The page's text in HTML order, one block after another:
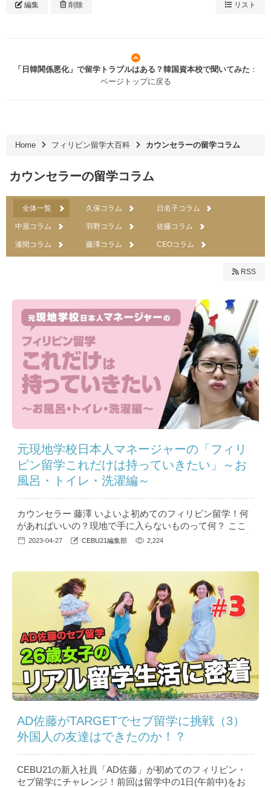
編集 削除 リスト
「日韓関係悪化」で留学トラブルはある？韓国資本校で聞いてみた ：
ページトップに戻る
Home フィリピン留学大百科 カウンセラーの留学コラム
カウンセラーの留学コラム
全体一覧 久保コラム 日名子コラム
中居コラム 羽野コラム 佐藤コラム
漆間コラム 藤澤コラム CEOコラム
RSS
元現地学校日本人マネージャーの「フィリ
ピン留学これだけは持っていきたい」～お
風呂・トイレ・洗濯編～
カウンセラー 藤澤 いよいよ初めてのフィリピン留学！何
があればいいの？現地で手に入らないものって何？ ここ
では私が初めて留学したときに日本から持っていって役立
2023-04-27 CEBU21編集部 2,224
AD佐藤がTARGETでセブ留学に挑戦（3）
外国人の友達はできたのか！？
CEBU21の新入社員「AD佐藤」が初めてのフィリピン・
セブ留学にチャレンジ！前回は留学中の1日(午前中)をお